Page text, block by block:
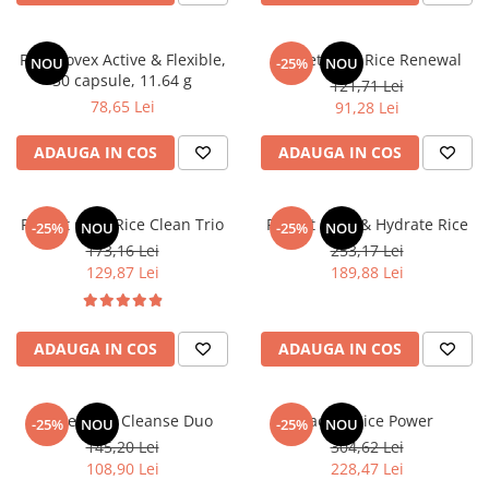
NOU
Regenovex Active & Flexible,
30 capsule, 11.64 g
78,65 Lei
ADAUGA IN COS
-25% NOU
Pachet Pure Rice Renewal
121,71 Lei
91,28 Lei
ADAUGA IN COS
-25% NOU
Pachet Glow Rice Clean Trio
173,16 Lei
129,87 Lei
ADAUGA IN COS
-25% NOU
Pachet Glow & Hydrate Rice
253,17 Lei
189,88 Lei
ADAUGA IN COS
-25% NOU
Pachet Rice Cleanse Duo
145,20 Lei
108,90 Lei
-25% NOU
Pachet Rice Power
304,62 Lei
228,47 Lei